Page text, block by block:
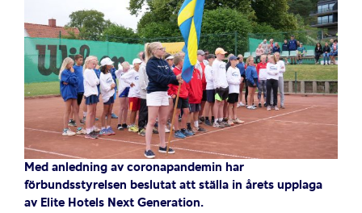
Med anledning av coronapandemin har
förbundsstyrelsen beslutat att ställa in årets upplaga
av Elite Hotels Next Generation.